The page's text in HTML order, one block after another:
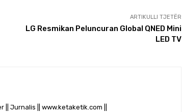
ARTIKULLI TJETËR
LG Resmikan Peluncuran Global QNED Mini
LED TV
|| Jurnalis || www.ketaketik.com ||